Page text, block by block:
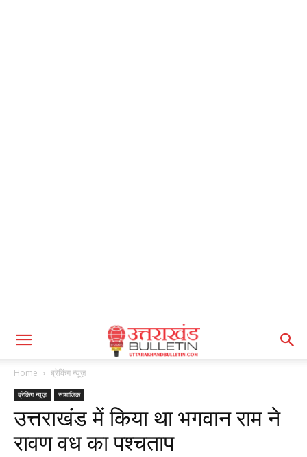
Home ब्रेकिंग न्यूज़
ब्रेकिंग न्यूज़ सामाजिक
उत्तराखंड में किया था भगवान राम ने
रावण वध का पश्चताप